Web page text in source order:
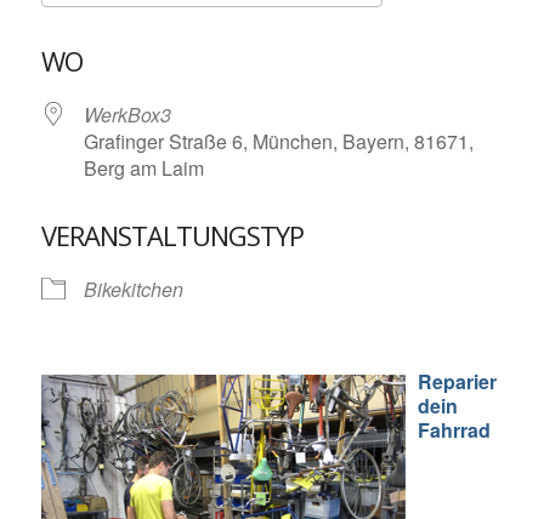
WO
WerkBox3
Grafinger Straße 6, München, Bayern, 81671,
Berg am Laim
VERANSTALTUNGSTYP
Bikekitchen
Reparier
dein
Fahrrad